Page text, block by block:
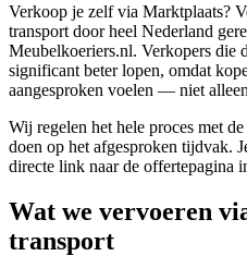
Verkoop je zelf via Marktplaats?
transport door heel Nederland
Meubelkoeriers.nl. Verkopers die
significant beter lopen, omdat
aangesproken voelen — niet
Wij regelen het hele proces met
doen op het afgesproken tijdvak.
directe link naar de offertepagina
Wat we vervoeren
transport